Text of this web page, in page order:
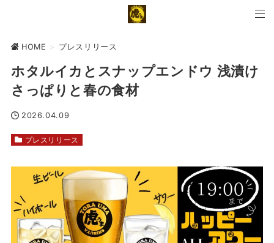
HOME > プレスリリース
ホタルイカとスナップエンドウ 浅漬け
さっぱりと春の食材
2026.04.09
プレスリリース